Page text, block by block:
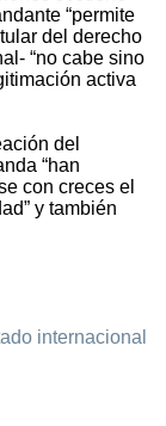
“permite
del derecho
“no cabe sino
activa
del
“han
con creces el
y también
internacional